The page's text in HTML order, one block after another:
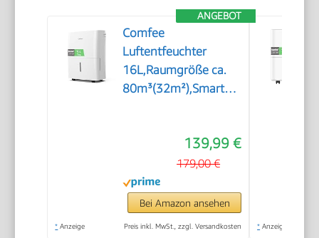
ANGEBOT
Comfee
Luftentfeuchter
16L,Raumgröße ca.
80m³(32m²),Smart
3L,APP-fähig, Weiß,
MDDF-16DEN7-WF
139,99 €
179,00 €
Bei Amazon ansehen
* Anzeige Preis inkl. MwSt., zzgl. Versandkosten * Anzeige